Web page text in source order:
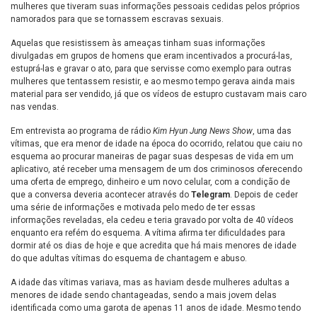
mulheres que tiveram suas informações pessoais cedidas pelos próprios
namorados para que se tornassem escravas sexuais.
Aquelas que resistissem às ameaças tinham suas informações
divulgadas em grupos de homens que eram incentivados a procurá-las,
estuprá-las e gravar o ato, para que servisse como exemplo para outras
mulheres que tentassem resistir, e ao mesmo tempo gerava ainda mais
material para ser vendido, já que os vídeos de estupro custavam mais caro
nas vendas.
Em entrevista ao programa de rádio Kim Hyun Jung News Show, uma das
vítimas, que era menor de idade na época do ocorrido, relatou que caiu no
esquema ao procurar maneiras de pagar suas despesas de vida em um
aplicativo, até receber uma mensagem de um dos criminosos oferecendo
uma oferta de emprego, dinheiro e um novo celular, com a condição de
que a conversa deveria acontecer através do Telegram. Depois de ceder
uma série de informações e motivada pelo medo de ter essas
informações reveladas, ela cedeu e teria gravado por volta de 40 vídeos
enquanto era refém do esquema. A vítima afirma ter dificuldades para
dormir até os dias de hoje e que acredita que há mais menores de idade
do que adultas vítimas do esquema de chantagem e abuso.
A idade das vítimas variava, mas as haviam desde mulheres adultas a
menores de idade sendo chantageadas, sendo a mais jovem delas
identificada como uma garota de apenas 11 anos de idade. Mesmo tendo